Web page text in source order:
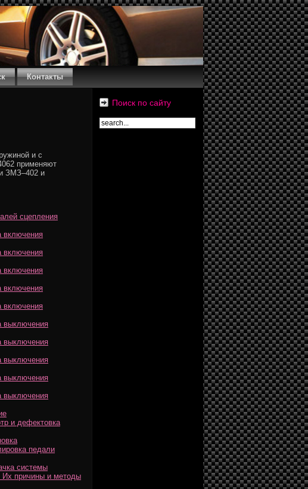
Контакты
и с
применяют
ЗМЗ–402 и
сцепления
включения
включения
включения
включения
включения
выключения
выключения
выключения
выключения
выключения
и дефектовка
педали
системы
Их причины и методы
Поиск по сайту